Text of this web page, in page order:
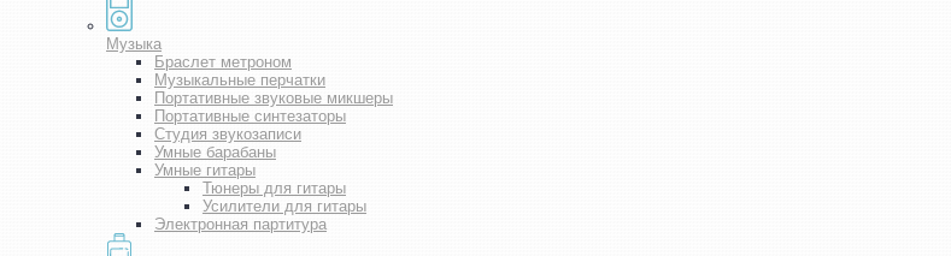
Музыка
Браслет метроном
Музыкальные перчатки
Портативные звуковые микшеры
Портативные синтезаторы
Студия звукозаписи
Умные барабаны
Умные гитары
Тюнеры для гитары
Усилители для гитары
Электронная партитура